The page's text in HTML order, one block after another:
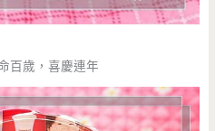
百歲，喜慶連年